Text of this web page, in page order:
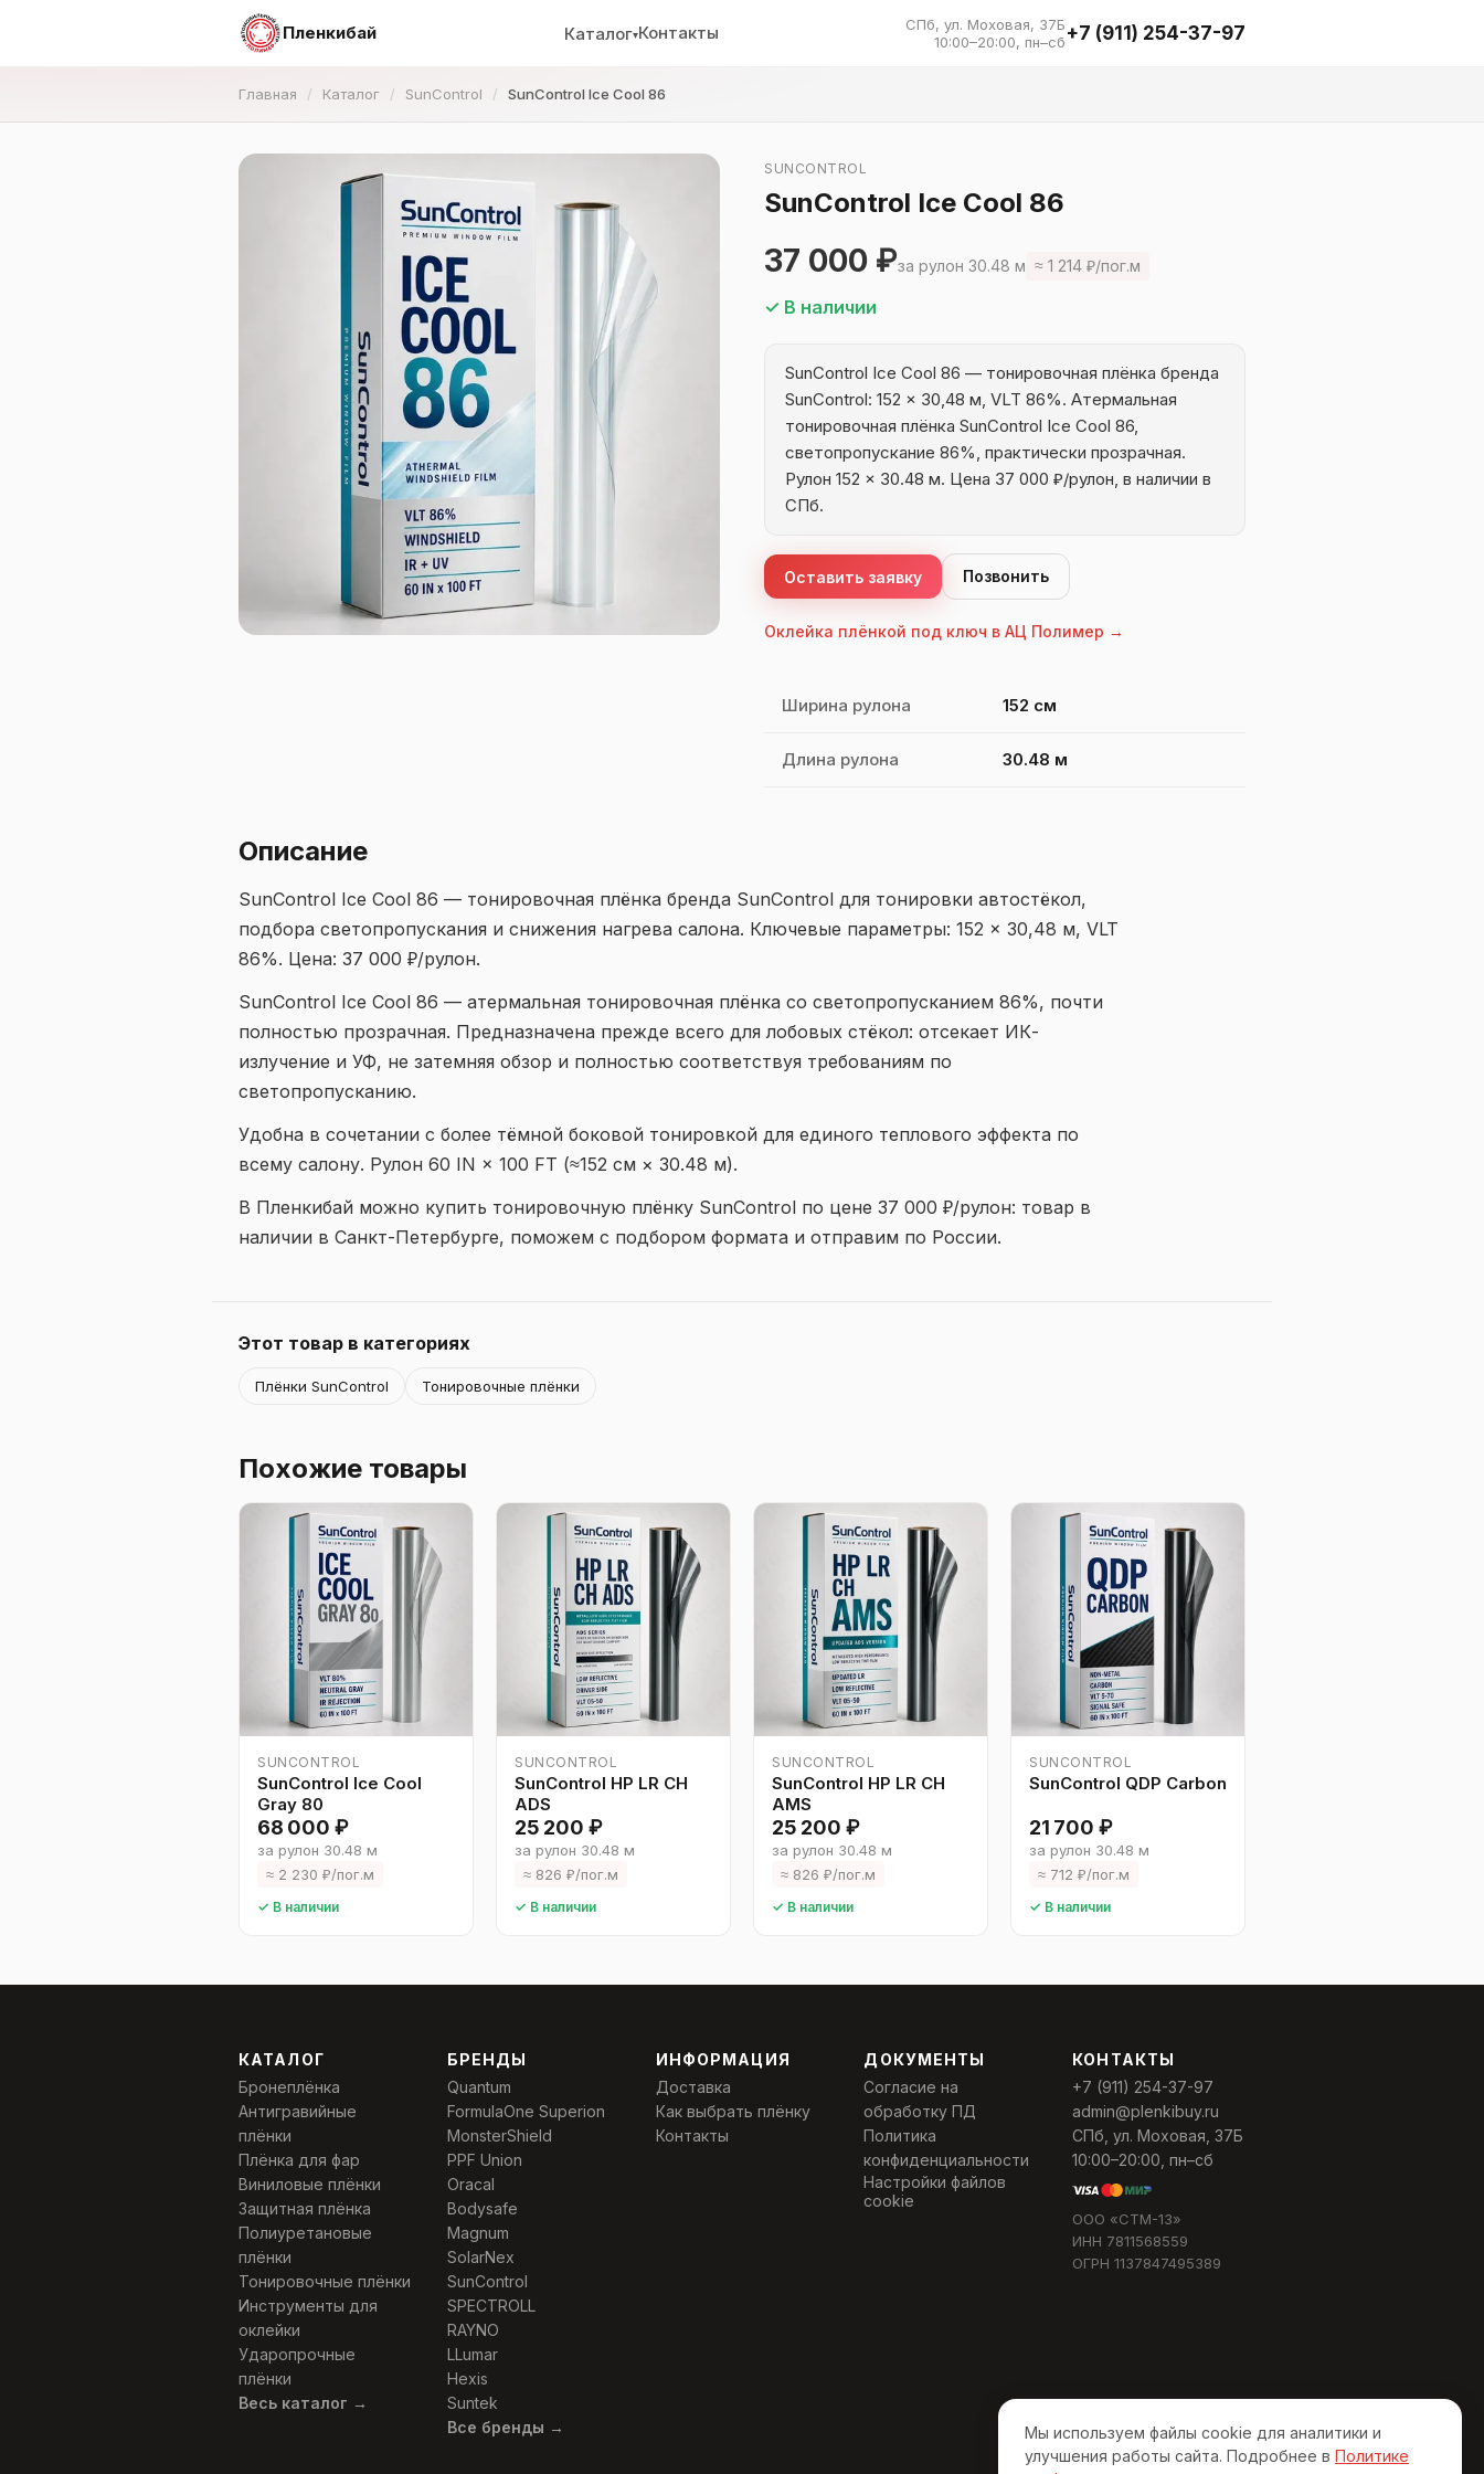
Пленкибай Каталог▾Контакты
СПб, ул. Моховая, 37Б
10:00–20:00, пн–сб+7 (911) 254-37-97
Главная Каталог SunControl SunControl Ice Cool 86
SUNCONTROL
SunControl Ice Cool 86
37 000 ₽за рулон 30.48 м ≈ 1 214 ₽/пог.м
✓ В наличии
SunControl Ice Cool 86 — тонировочная плёнка бренда
SunControl: 152 × 30,48 м, VLT 86%. Атермальная
тонировочная плёнка SunControl Ice Cool 86,
светопропускание 86%, практически прозрачная.
Рулон 152 × 30.48 м. Цена 37 000 ₽/рулон, в наличии в
СПб.
Оставить заявку Позвонить
Оклейка плёнкой под ключ в АЦ Полимер →
Ширина рулона 152 см
Длина рулона 30.48 м
Описание
SunControl Ice Cool 86 — тонировочная плёнка бренда SunControl для тонировки автостёкол,
подбора светопропускания и снижения нагрева салона. Ключевые параметры: 152 × 30,48 м, VLT
86%. Цена: 37 000 ₽/рулон.
SunControl Ice Cool 86 — атермальная тонировочная плёнка со светопропусканием 86%, почти
полностью прозрачная. Предназначена прежде всего для лобовых стёкол: отсекает ИК-
излучение и УФ, не затемняя обзор и полностью соответствуя требованиям по
светопропусканию.
Удобна в сочетании с более тёмной боковой тонировкой для единого теплового эффекта по
всему салону. Рулон 60 IN × 100 FT (≈152 см × 30.48 м).
В Пленкибай можно купить тонировочную плёнку SunControl по цене 37 000 ₽/рулон: товар в
наличии в Санкт-Петербурге, поможем с подбором формата и отправим по России.
Этот товар в категориях
Плёнки SunControl Тонировочные плёнки
Похожие товары
SUNCONTROL
SunControl Ice Cool
Gray 80
68 000 ₽
за рулон 30.48 м
≈ 2 230 ₽/пог.м
✓ В наличии
SUNCONTROL
SunControl HP LR CH
ADS
25 200 ₽
за рулон 30.48 м
≈ 826 ₽/пог.м
✓ В наличии
SUNCONTROL
SunControl HP LR CH
AMS
25 200 ₽
за рулон 30.48 м
≈ 826 ₽/пог.м
✓ В наличии
SUNCONTROL
SunControl QDP Carbon
21 700 ₽
за рулон 30.48 м
≈ 712 ₽/пог.м
✓ В наличии
КАТАЛОГ
Бронеплёнка
Антигравийные
плёнки
Плёнка для фар
Виниловые плёнки
Защитная плёнка
Полиуретановые
плёнки
Тонировочные плёнки
Инструменты для
оклейки
Ударопрочные
плёнки
Весь каталог →
БРЕНДЫ
Quantum
FormulaOne Superion
MonsterShield
PPF Union
Oracal
Bodysafe
Magnum
SolarNex
SunControl
SPECTROLL
RAYNO
LLumar
Hexis
Suntek
Все бренды →
ИНФОРМАЦИЯ
Доставка
Как выбрать плёнку
Контакты
ДОКУМЕНТЫ
Согласие на
обработку ПД
Политика
конфиденциальности
Настройки файлов
cookie
КОНТАКТЫ
+7 (911) 254-37-97
admin@plenkibuy.ru
СПб, ул. Моховая, 37Б
10:00–20:00, пн–сб
ООО «СТМ-13»
ИНН 7811568559
ОГРН 1137847495389
Мы используем файлы cookie для аналитики и
улучшения работы сайта. Подробнее в Политике